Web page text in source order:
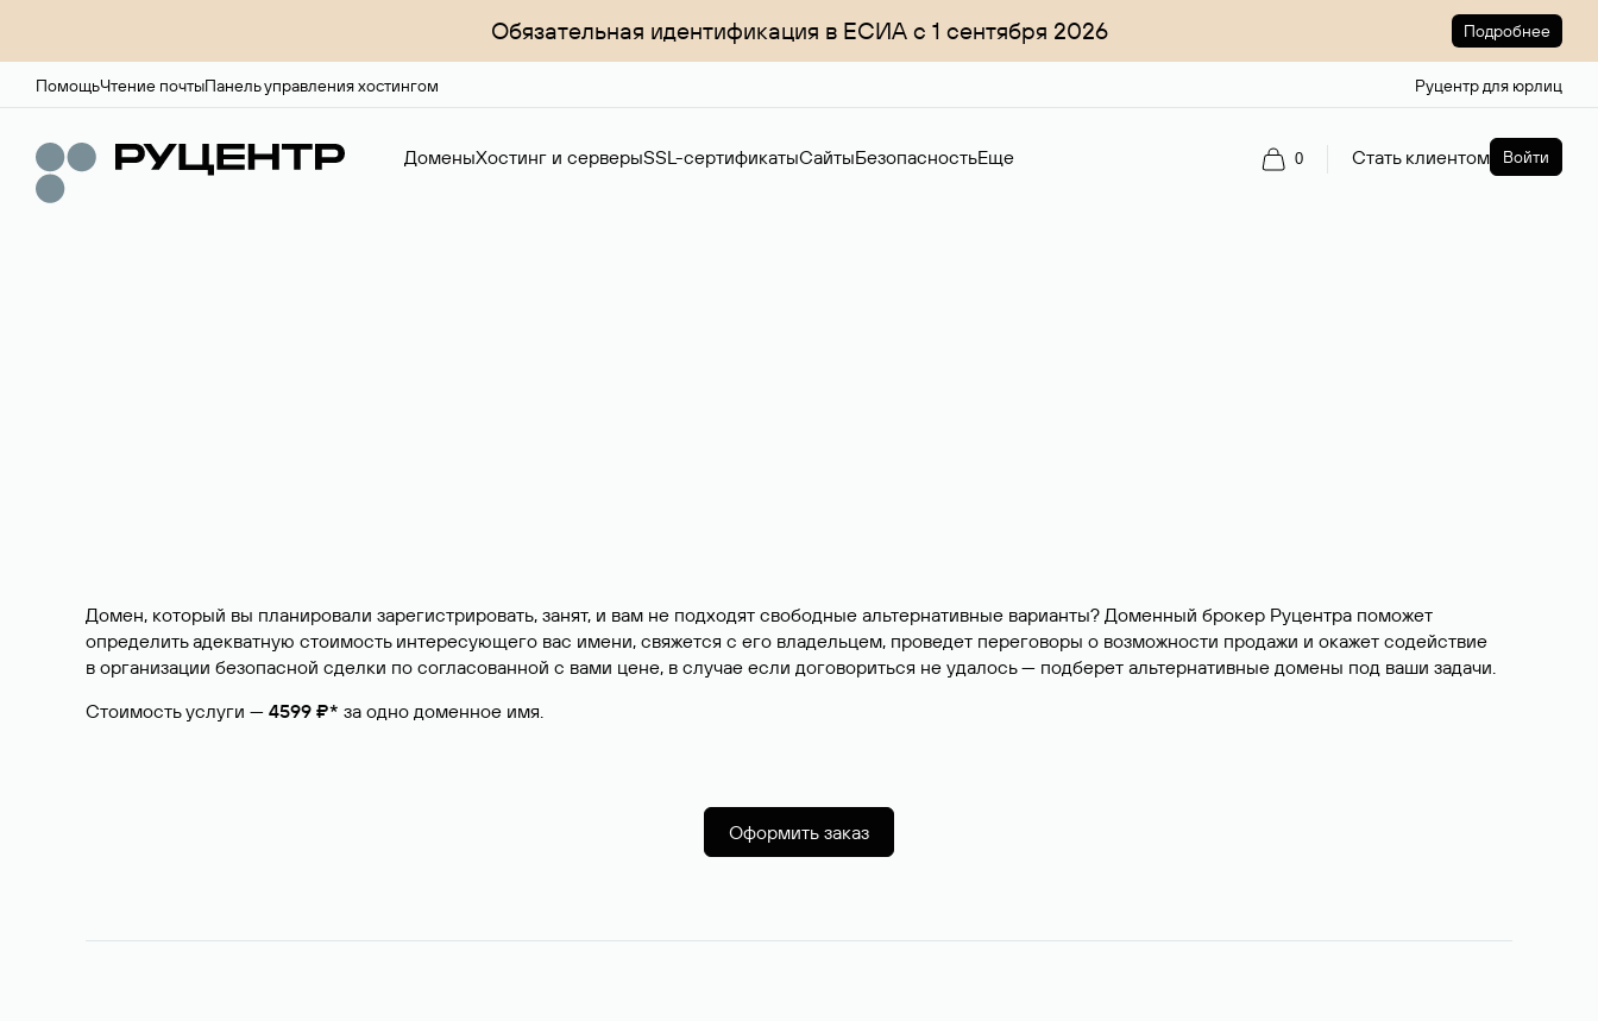
Обязательная идентификация в ЕСИА с 1 сентября 2026 Подробнее
ПомощьЧтение почтыПанель управления хостингом Руцентр для юрлиц
ДоменыХостинг и серверыSSL-сертификатыСайтыБезопасностьЕще 0 Стать клиентом Войти
Домен, который вы планировали зарегистрировать, занят, и вам не подходят свободные альтернативные варианты? Доменный брокер Руцентра поможет
определить адекватную стоимость интересующего вас имени, свяжется с его владельцем, проведет переговоры о возможности продажи и окажет содействие
в организации безопасной сделки по согласованной с вами цене, в случае если договориться не удалось — подберет альтернативные домены под ваши задачи.
Стоимость услуги — 4599 ₽* за одно доменное имя.
Оформить заказ